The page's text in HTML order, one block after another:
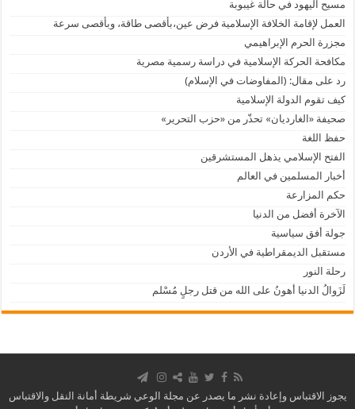
مسيح اليهود في حالة غيبوبة
العمل لإقامة الخلافة الإسلامية فرض عين،بأقصى طاقة، وبأقصى سرعة
مجزرة الحرم الإبراهيمي
مكافحة الحركة الإسلامية في دراسة رسمية مصرية
رد على مقال: (المفاوضات في الإسلام)
كيف تقوم الدولة الإسلامية
صحيفة «الغارديان» تحذّر من «حزب التحرير»
حفظ اللغة
الفتح الإسلامي يذهل المستشرقين
أخبار المسلمين في العالم
حكم المزارعة
الآخرة أفضل من الدنيا
جولة أفق سياسية
مستقبل الديمقراطية في الأردن
رحلة النور
لَزَوالُ الدنيا أهونُ على الله من قتل رجلٍ مُسْلم
يجوز الاقتباس وإعادة نشر ما يصدر عن مجلة الوعي شريطة أمانة النقل والاقتباس